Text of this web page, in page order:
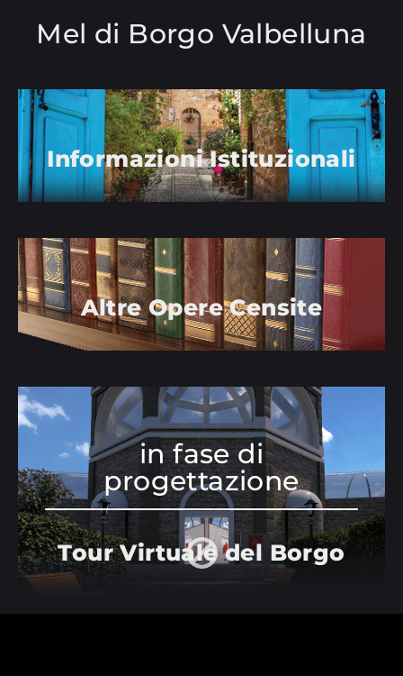
Mel di Borgo Valbelluna
Informazioni Istituzionali
Altre Opere Censite
in fase di
progettazione
Tour Virtuale del Borgo